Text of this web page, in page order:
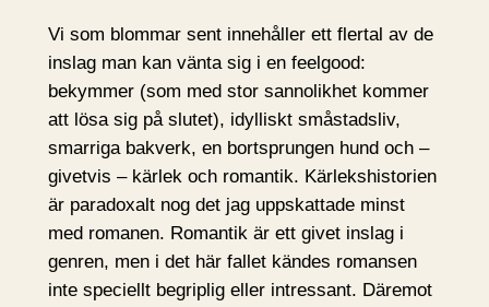
Vi som blommar sent innehåller ett flertal av de
inslag man kan vänta sig i en feelgood:
bekymmer (som med stor sannolikhet kommer
att lösa sig på slutet), idylliskt småstadsliv,
smarriga bakverk, en bortsprungen hund och –
givetvis – kärlek och romantik. Kärlekshistorien
är paradoxalt nog det jag uppskattade minst
med romanen. Romantik är ett givet inslag i
genren, men i det här fallet kändes romansen
inte speciellt begriplig eller intressant. Däremot